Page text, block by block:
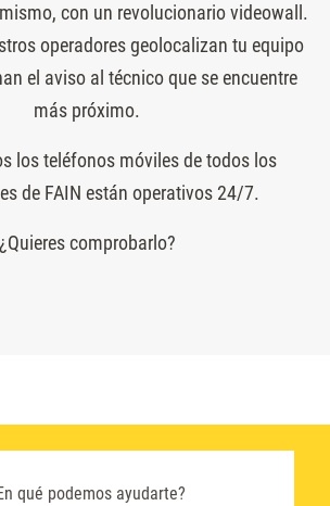
con un revolucionario videowall.
operadores geolocalizan tu equipo
el aviso al técnico que se encuentre
más próximo.
los teléfonos móviles de todos los
de FAIN están operativos 24/7.
¿Quieres comprobarlo?
qué podemos ayudarte?